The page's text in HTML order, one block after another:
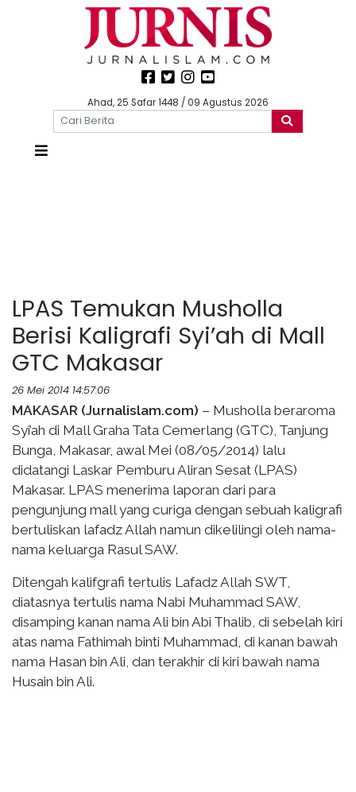
Ahad, 25 Safar 1448 / 09 Agustus 2026
LPAS Temukan Musholla
Berisi Kaligrafi Syi’ah di Mall
GTC Makasar
26 Mei 2014 14:57:06
MAKASAR (Jurnalislam.com) – Musholla beraroma
Syi’ah di Mall Graha Tata Cemerlang (GTC), Tanjung
Bunga, Makasar, awal Mei (08/05/2014) lalu
didatangi Laskar Pemburu Aliran Sesat (LPAS)
Makasar. LPAS menerima laporan dari para
pengunjung mall yang curiga dengan sebuah kaligrafi
bertuliskan lafadz Allah namun dikelilingi oleh nama-
nama keluarga Rasul SAW.
Ditengah kalifgrafi tertulis Lafadz Allah SWT,
diatasnya tertulis nama Nabi Muhammad SAW,
disamping kanan nama Ali bin Abi Thalib, di sebelah kiri
atas nama Fathimah binti Muhammad, di kanan bawah
nama Hasan bin Ali, dan terakhir di kiri bawah nama
Husain bin Ali.